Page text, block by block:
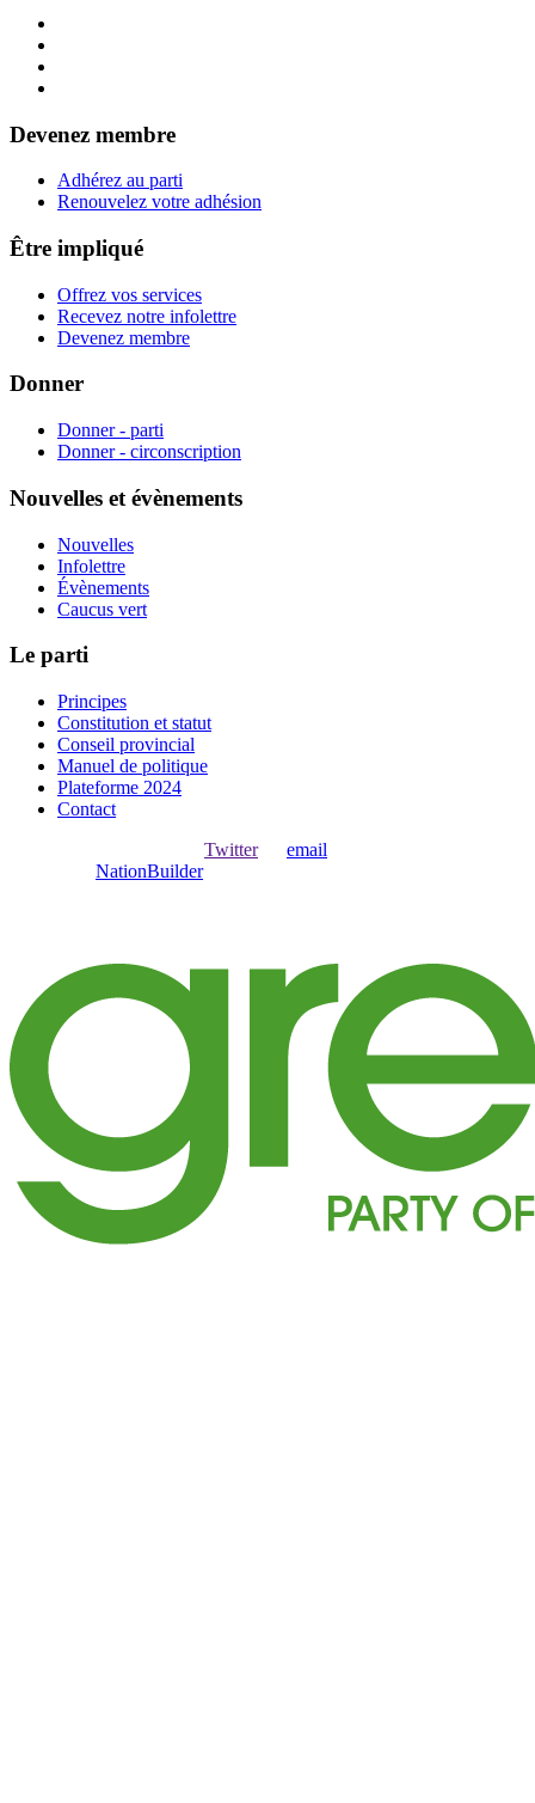
Devenez membre
Adhérez au parti
Renouvelez votre adhésion
Être impliqué
Offrez vos services
Recevez notre infolettre
Devenez membre
Donner
Donner - parti
Donner - circonscription
Nouvelles et évènements
Nouvelles
Infolettre
Évènements
Caucus vert
Le parti
Principes
Constitution et statut
Conseil provincial
Manuel de politique
Plateforme 2024
Contact
Twitterou email
NationBuilder